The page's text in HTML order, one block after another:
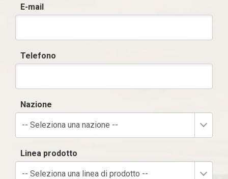
E-mail
Telefono
Nazione
-- Seleziona una nazione --
Linea prodotto
-- Seleziona una linea di prodotto --